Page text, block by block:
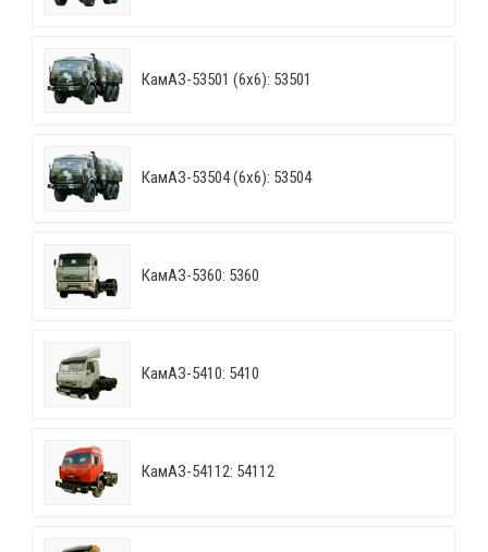
КамАЗ-53501 (6х6): 53501
КамАЗ-53504 (6х6): 53504
КамАЗ-5360: 5360
КамАЗ-5410: 5410
КамАЗ-54112: 54112